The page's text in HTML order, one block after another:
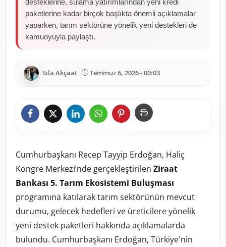
desteklerine, sulama yatırımlarından yeni kredi
paketlerine kadar birçok başlıkta önemli açıklamalar
yaparken, tarım sektörüne yönelik yeni destekleri de
kamuoyuyla paylaştı.
Sıla Akçaat Temmuz 6, 2026 - 00:03
Cumhurbaşkanı Recep Tayyip Erdoğan, Haliç
Kongre Merkezi’nde gerçekleştirilen Ziraat
Bankası 5. Tarım Ekosistemi Buluşması
programına katılarak tarım sektörünün mevcut
durumu, gelecek hedefleri ve üreticilere yönelik
yeni destek paketleri hakkında açıklamalarda
bulundu. Cumhurbaşkanı Erdoğan, Türkiye'nin